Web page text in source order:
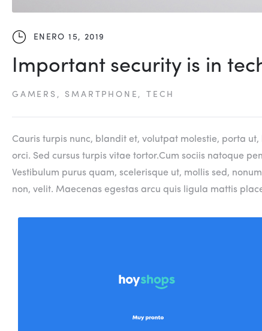
ENERO 15, 2019
Important security is in
GAMERS , SMARTPHONE , TECH
Cauris turpis nunc, blandit et, volutpat molestie, porta
orci. Sed cursus turpis vitae tortor.Cum sociis natoque
Vestibulum purus quam, scelerisque ut, mollis sed,
non, velit. Maecenas egestas arcu quis ligula mattis